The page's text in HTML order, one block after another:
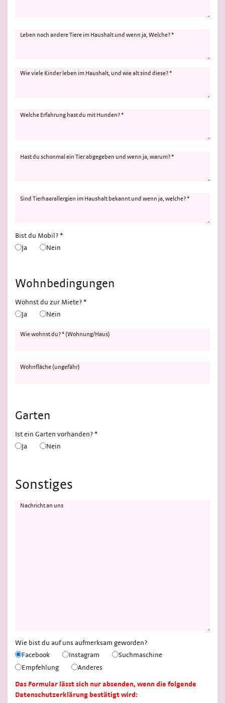
Leben noch andere Tiere im Haushalt und wenn ja, Welche? *
Wie viele Kinder leben im Haushalt, und wie alt sind diese? *
Welche Erfahrung hast du mit Hunden? *
Hast du schonmal ein Tier abgegeben und wenn ja, warum? *
Sind Tierhaarallergien im Haushalt bekannt und wenn ja, welche? *
Bist du Mobil? *
Ja
Nein
Wohnbedingungen
Wohnst du zur Miete? *
Ja
Nein
Wie wohnst du? * (Wohnung/Haus)
Wohnfläche (ungefähr)
Garten
Ist ein Garten vorhanden? *
Ja
Nein
Sonstiges
Nachricht an uns
Wie bist du auf uns aufmerksam geworden?
Facebook
Instagram
Suchmaschine
Empfehlung
Anderes
Das Formular lässt sich nur absenden, wenn die folgende
Datenschutzerklärung bestätigt wird: